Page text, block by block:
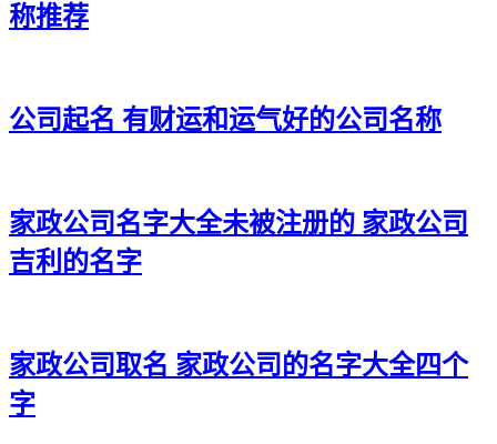
33、豫瑞、茂凯、满东、鑫贯、辉灏
35、维美、星蓝、麟平、合尊、悦皓
37、歆华、巍宰、冀楷、凡同、颀乐
38、彦奇、德炎、盛龄、楷山、骥骥
41、皓仁、亚盈、凯润、焕龙、烽建
称推荐
公司起名 有财运和运气好的公司名称
家政公司名字大全未被注册的 家政公司
吉利的名字
家政公司取名 家政公司的名字大全四个
字